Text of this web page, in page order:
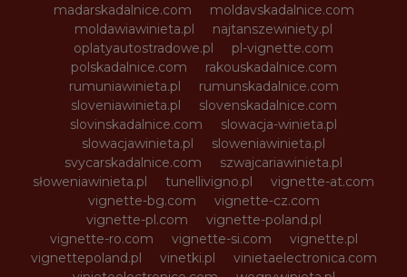
madarskadalnice.com
moldavskadalnice.com
moldawiawinieta.pl
najtanszewiniety.pl
oplatyautostradowe.pl
pl-vignette.com
polskadalnice.com
rakouskadalnice.com
rumuniawinieta.pl
rumunskadalnice.com
sloveniawinieta.pl
slovenskadalnice.com
slovinskadalnice.com
slowacja-winieta.pl
slowacjawinieta.pl
sloweniawinieta.pl
svycarskadalnice.com
szwajcariawinieta.pl
słoweniawinieta.pl
tunellivigno.pl
vignette-at.com
vignette-bg.com
vignette-cz.com
vignette-pl.com
vignette-poland.pl
vignette-ro.com
vignette-si.com
vignette.pl
vignettepoland.pl
vinetki.pl
vinietaelectronica.com